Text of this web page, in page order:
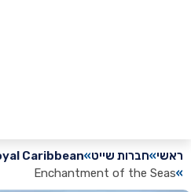
חברות שייט Royal Caribbean | רויאל קריביאן
Enchantment of the